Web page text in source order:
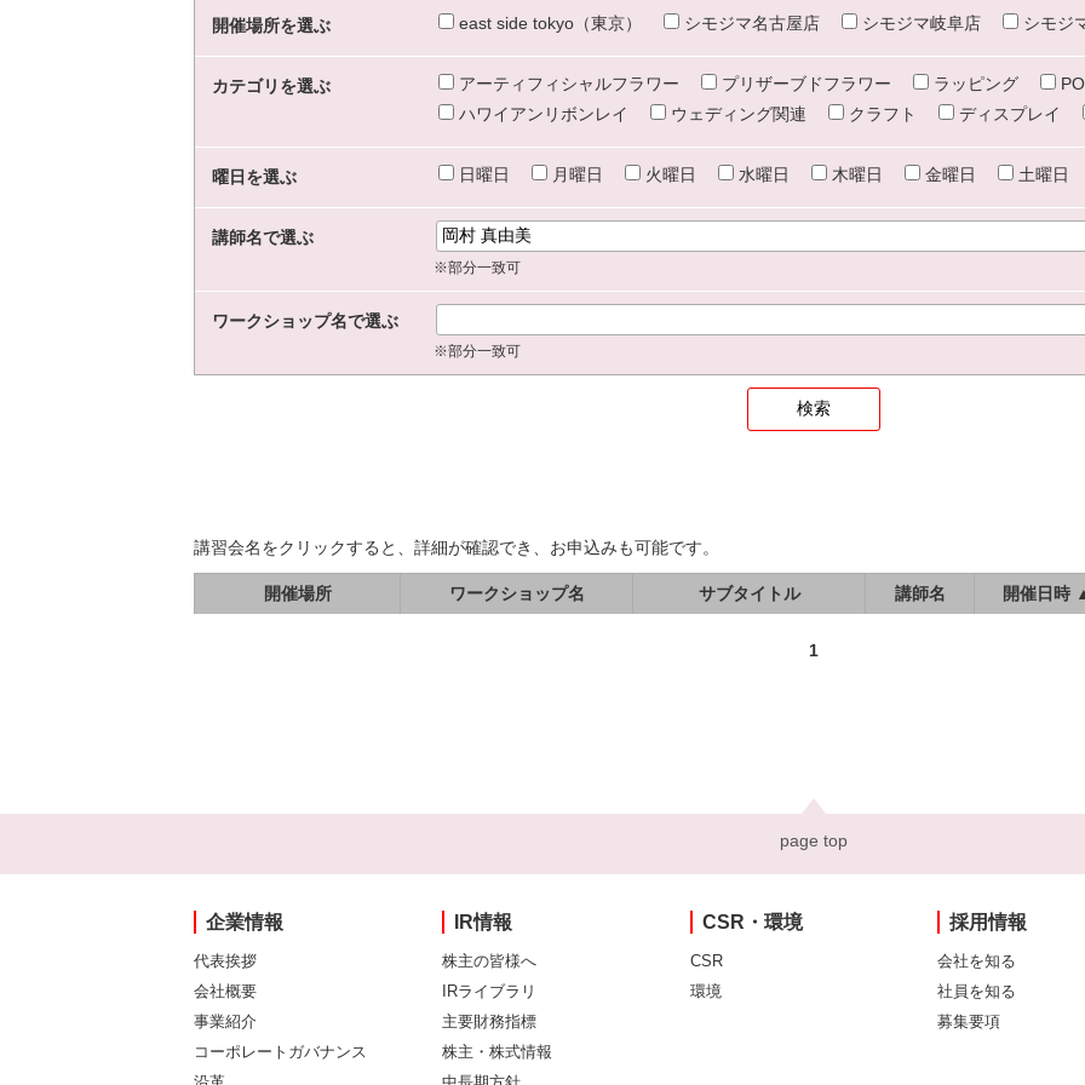
開催場所を選ぶ east side tokyo（東京） シモジマ名古屋店 シモジマ岐阜店 シモジ
カテゴリを選ぶ アーティフィシャルフラワー プリザーブドフラワー ラッピング
ハワイアンリボンレイ
ウェディング関連 クラフト ディスプレイ
曜日を選ぶ 日曜日 月曜日 火曜日 水曜日 木曜日 金曜日 土曜日
講師名で選ぶ
※部分一致可
ワークショップ名で選ぶ
※部分一致可
講習会名をクリックすると、詳細が確認でき、お申込みも可能です。
開催場所 ワークショップ名 サブタイトル 講師名 開催日時
1
page top
企業情報
代表挨拶
会社概要
事業紹介
コーポレートガバナンス
IR情報
株主の皆様へ
IRライブラリ
主要財務指標
株主・株式情報
CSR・環境
CSR
環境
採用情報
会社を知る
社員を知る
募集要項